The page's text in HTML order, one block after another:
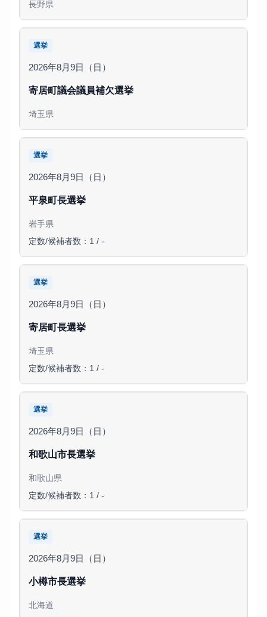
長野県
選挙
2026年8月9日（日）
寄居町議会議員補欠選挙
埼玉県
選挙
2026年8月9日（日）
平泉町長選挙
岩手県
定数/候補者数：1 / -
選挙
2026年8月9日（日）
寄居町長選挙
埼玉県
定数/候補者数：1 / -
選挙
2026年8月9日（日）
和歌山市長選挙
和歌山県
定数/候補者数：1 / -
選挙
2026年8月9日（日）
小樽市長選挙
北海道